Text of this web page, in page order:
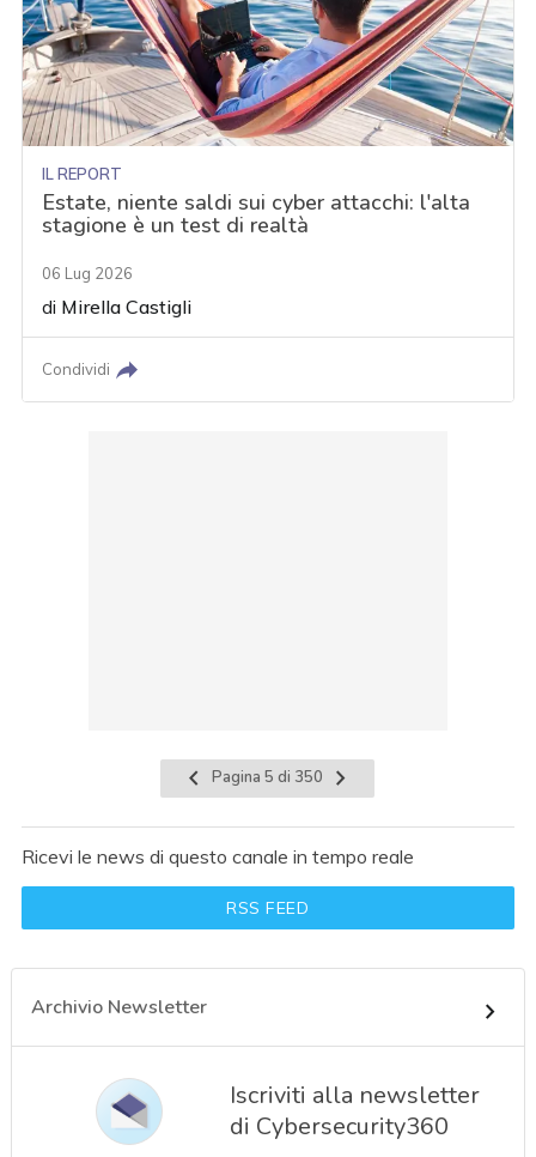
IL REPORT
Estate, niente saldi sui cyber attacchi: l'alta
stagione è un test di realtà
06 Lug 2026
di Mirella Castigli
Condividi
Pagina 5 di 350
Ricevi le news di questo canale in tempo reale
RSS FEED
Archivio Newsletter
Iscriviti alla newsletter
di Cybersecurity360